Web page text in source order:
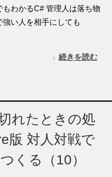
わかるC# 管理人は落ち物
い人を相手にしても
続きを読む
れたときの処
版 対人対戦で
くる（10）